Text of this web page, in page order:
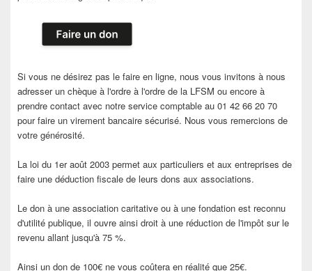
Si vous ne désirez pas le faire en ligne, nous vous invitons à nous
adresser un chèque à l'ordre à l'ordre de la LFSM ou encore à
prendre contact avec notre service comptable au 01 42 66 20 70
pour faire un virement bancaire sécurisé. Nous vous remercions de
votre générosité.
La loi du 1er août 2003 permet aux particuliers et aux entreprises de
faire une déduction fiscale de leurs dons aux associations.
Le don à une association caritative ou à une fondation est reconnu
d'utilité publique, il ouvre ainsi droit à une réduction de l'impôt sur le
revenu allant jusqu'à 75 %.
Ainsi un don de 100€ ne vous coûtera en réalité que 25€.